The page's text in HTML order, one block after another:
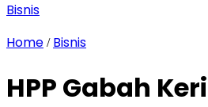
Bisnis
Home / Bisnis
HPP Gabah